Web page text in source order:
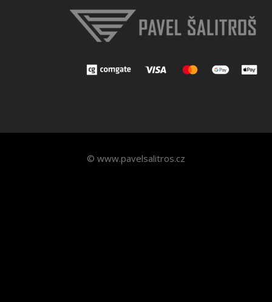
© www.pavelsalitros.cz